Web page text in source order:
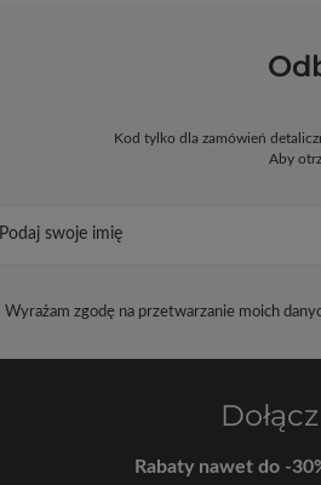
Kod tylko dla zamówień
Aby
Podaj swoje imię
Wyrażam zgodę na przetwarzanie moich
Rabaty nawet do -